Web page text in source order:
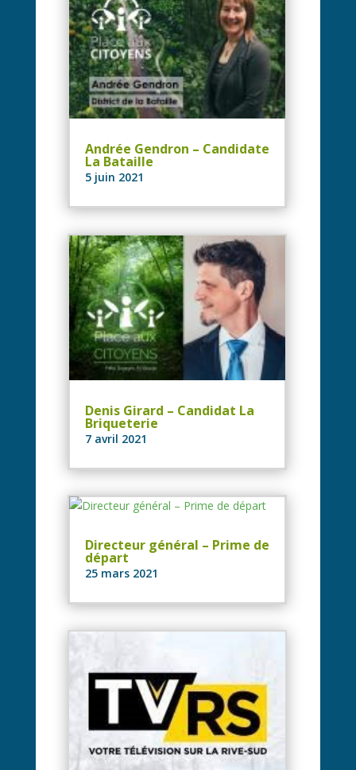
Andrée Gendron – Candidate
La Bataille
5 juin 2021
Denis Girard – Candidat La
Briqueterie
7 avril 2021
Directeur général – Prime de
départ
25 mars 2021